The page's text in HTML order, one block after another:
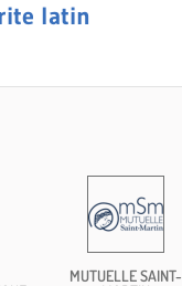
latin
MUTUELLE SAINT-